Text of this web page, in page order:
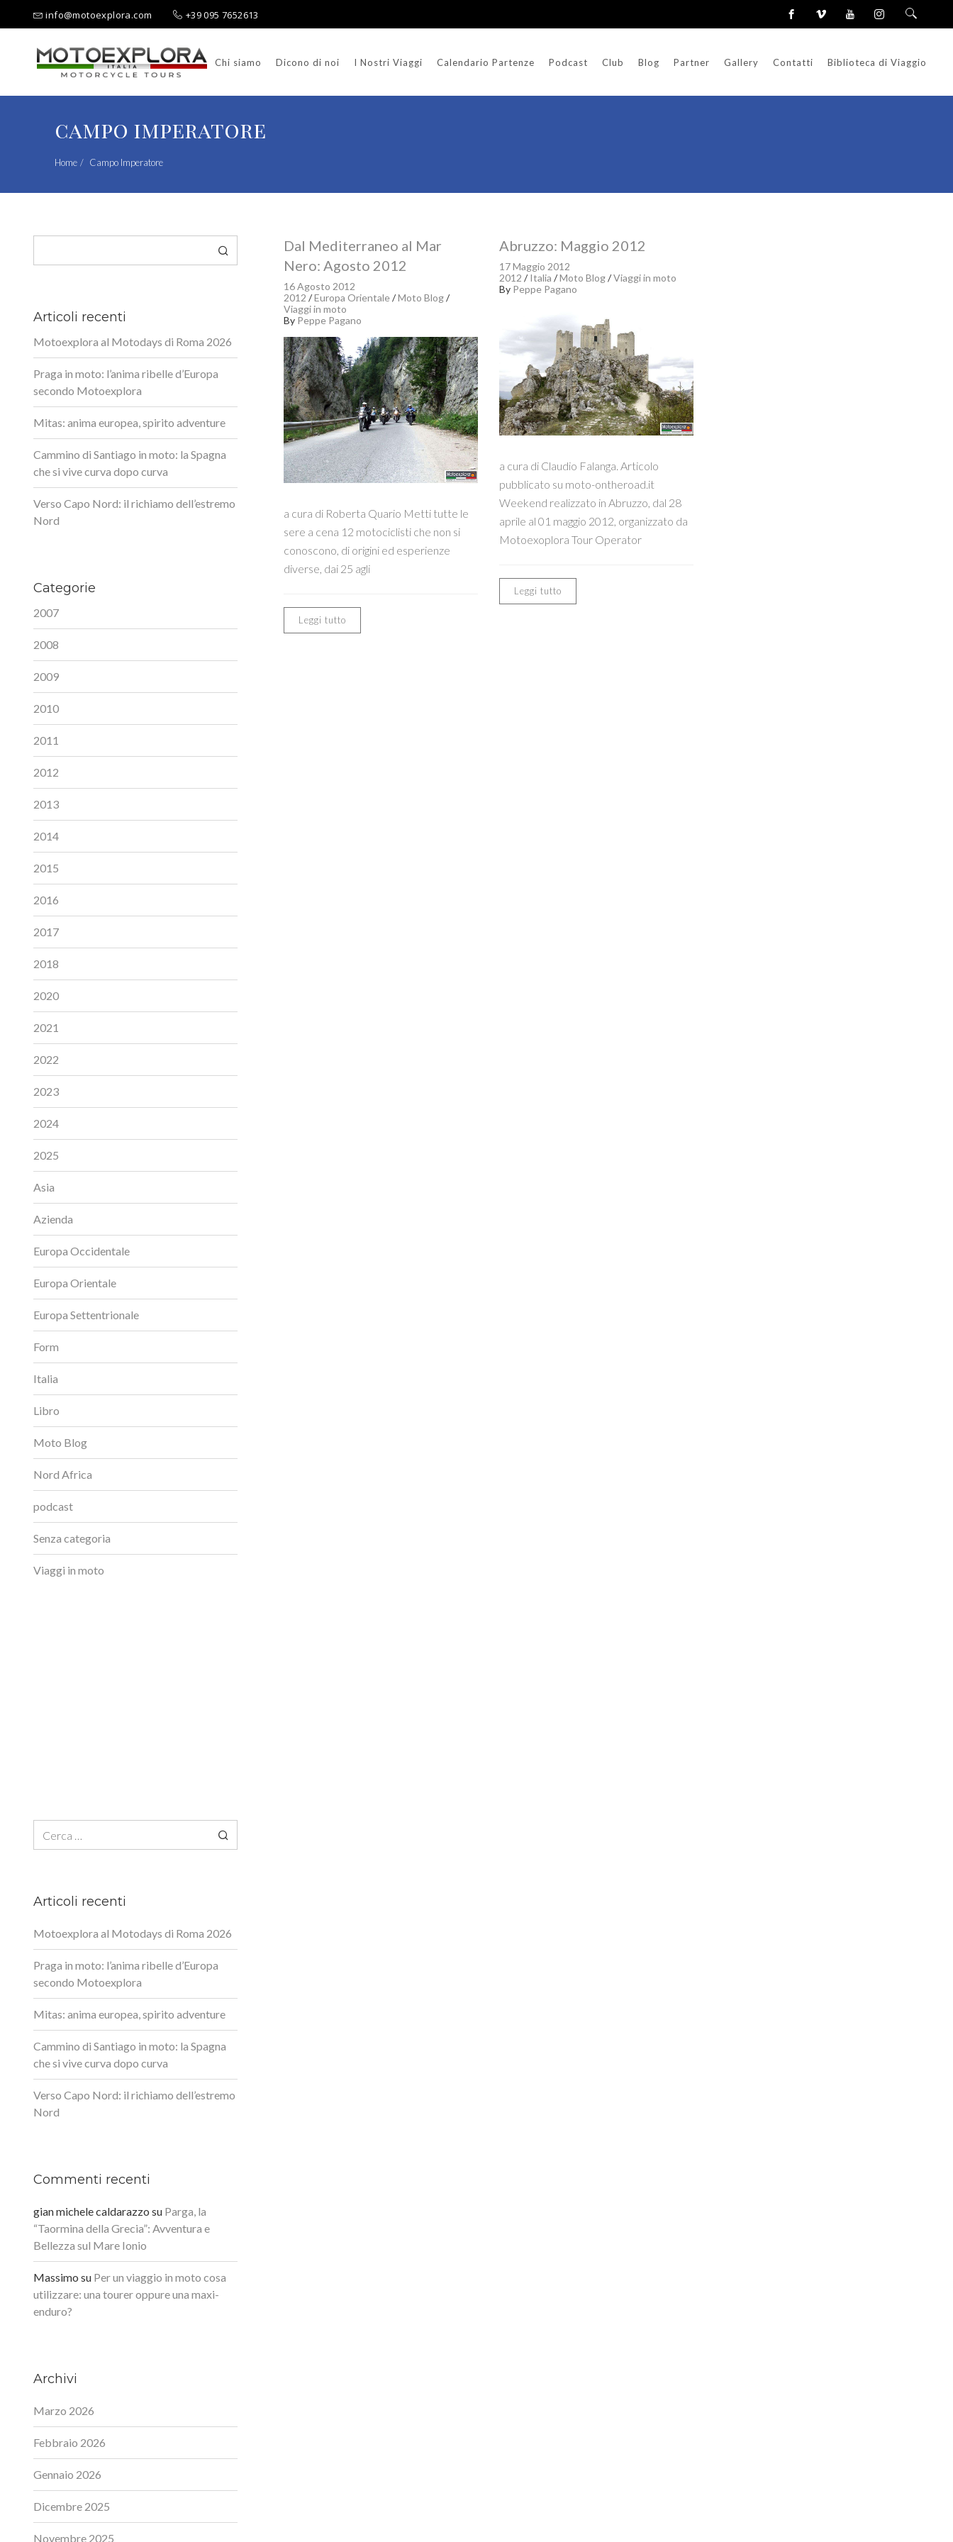
info@motoexplora.com +39 095 7652613
Chi siamo Dicono di noi I Nostri Viaggi Calendario Partenze Podcast Club Blog Partner Gallery Contatti Biblioteca di Viaggio
Ricerca per:
campo imperatore
Home Campo Imperatore
Dal Mediterraneo al Mar
Nero: Agosto 2012
16 Agosto 2012
2012 /Europa Orientale/Moto Blog/
Viaggi in moto
By Peppe Pagano
a cura di Roberta Quario Metti tutte le
sere a cena 12 motociclisti che non si
conoscono, di origini ed esperienze
diverse, dai 25 agli
Leggi tutto
Abruzzo: Maggio 2012
17 Maggio 2012
2012 /Italia /Moto Blog/Viaggi in moto
By Peppe Pagano
a cura di Claudio Falanga. Articolo
pubblicato su moto-ontheroad.it
Weekend realizzato in Abruzzo, dal 28
aprile al 01 maggio 2012, organizzato da
Motoexoplora Tour Operator
Leggi tutto
Articoli recenti
Motoexplora al Motodays di Roma 2026
Praga in moto: l’anima ribelle d’Europa
secondo Motoexplora
Mitas: anima europea, spirito adventure
Cammino di Santiago in moto: la Spagna
che si vive curva dopo curva
Verso Capo Nord: il richiamo dell’estremo
Nord
Categorie
2007
2008
2009
2010
2011
2012
2013
2014
2015
2016
2017
2018
2020
2021
2022
2023
2024
2025
Asia
Azienda
Europa Occidentale
Europa Orientale
Europa Settentrionale
Form
Italia
Libro
Moto Blog
Nord Africa
podcast
Senza categoria
Viaggi in moto
Articoli recenti
Motoexplora al Motodays di Roma 2026
Praga in moto: l’anima ribelle d’Europa
secondo Motoexplora
Mitas: anima europea, spirito adventure
Cammino di Santiago in moto: la Spagna
che si vive curva dopo curva
Verso Capo Nord: il richiamo dell’estremo
Nord
Commenti recenti
gian michele caldarazzo su Parga, la
“Taormina della Grecia”: Avventura e
Bellezza sul Mare Ionio
Massimo su Per un viaggio in moto cosa
utilizzare: una tourer oppure una maxi-
enduro?
Archivi
Marzo 2026
Febbraio 2026
Gennaio 2026
Dicembre 2025
Novembre 2025